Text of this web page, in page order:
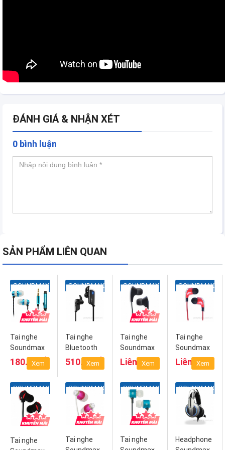
ĐÁNH GIÁ & NHẬN XÉT
0 bình luận
SẢN PHẨM LIÊN QUAN
SOUNDMAX
Tai nghe
Soundmax
AH-306S
180.000₫
Xem
SOUNDMAX
Tai nghe
Bluetooth
Soundmax
510.000₫
Xem
SOUNDMAX
Tai nghe
Soundmax
AH-701
Liên hệ
Xem
SOUNDMAX
Tai nghe
Soundmax
AH-702
Liên hệ
Xem
SOUNDMAX
Tai nghe
SOUNDMAX
Tai nghe
SOUNDMAX
Tai nghe
SOUNDMAX
Headphone